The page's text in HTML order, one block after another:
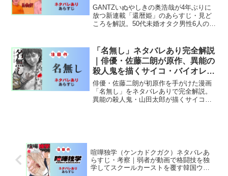
語
GANTZいぬやしきの奥浩哉が4年ぶりに
放つ新連載「還暦姫」のあらすじ・見ど
ころを解説。50代未婚オタク男性6人のシ
「名無し」ネタバレあり完全解説
｜俳優・佐藤二朗が原作、異能の
殺人鬼を描くサイコ・バイオレン
ス、2026年映画化
俳優・佐藤二朗が初原作を手がけた漫画
「名無し」をネタバレありで完全解説。
異能の殺人鬼・山田太郎が描くサイコ・
喧嘩独学（ケンカドクガク）ネタバレあ
らすじ・考察｜弱者が動画で格闘技を独
学してスクールカーストを覆す韓国ウェ